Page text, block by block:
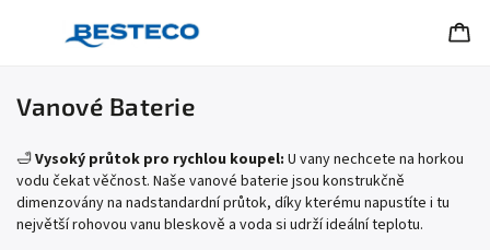
Vanové Baterie
🛁Vysoký průtok pro rychlou koupel: U vany nechcete na horkou
vodu čekat věčnost. Naše vanové baterie jsou konstrukčně
dimenzovány na nadstandardní průtok, díky kterému napustíte i tu
největší rohovou vanu bleskově a voda si udrží ideální teplotu.